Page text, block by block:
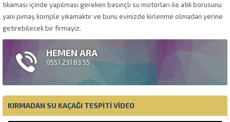
tıkaması içinde yapılması gereken basınçlı su motorları ile atık borusunu
yani pimaş komple yıkamaktır ve bunu evinizde kirlenme olmadan yerine
getirebilecek bir firmayız.
HEMEN ARA
0551 231 83 55
KIRMADAN SU KAÇAĞI TESPITI VIDEO